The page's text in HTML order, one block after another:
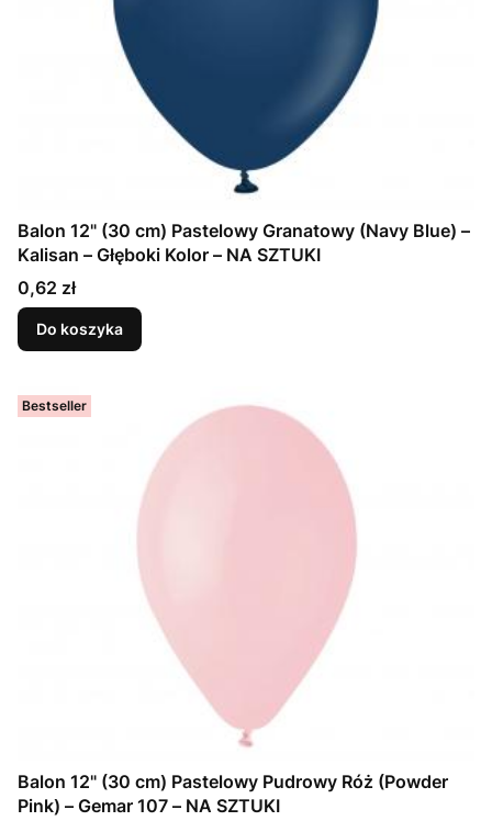
Balon 12" (30 cm) Pastelowy Granatowy (Navy Blue) –
Kalisan – Głęboki Kolor – NA SZTUKI
Cena
0,62 zł
Do koszyka
Bestseller
Balon 12" (30 cm) Pastelowy Pudrowy Róż (Powder
Pink) – Gemar 107 – NA SZTUKI